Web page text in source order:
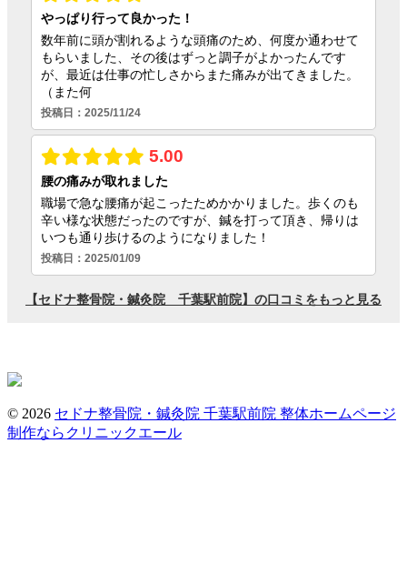
© 2026 セドナ整骨院・鍼灸院 千葉駅前院 整体ホームページ
制作ならクリニックエール